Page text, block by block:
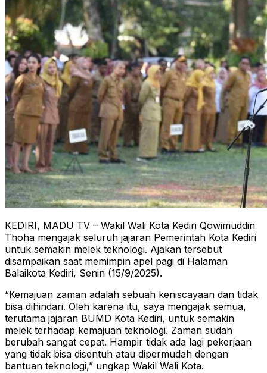
KEDIRI, MADU TV – Wakil Wali Kota Kediri Qowimuddin
Thoha mengajak seluruh jajaran Pemerintah Kota Kediri
untuk semakin melek teknologi. Ajakan tersebut
disampaikan saat memimpin apel pagi di Halaman
Balaikota Kediri, Senin (15/9/2025).
“Kemajuan zaman adalah sebuah keniscayaan dan tidak
bisa dihindari. Oleh karena itu, saya mengajak semua,
terutama jajaran BUMD Kota Kediri, untuk semakin
melek terhadap kemajuan teknologi. Zaman sudah
berubah sangat cepat. Hampir tidak ada lagi pekerjaan
yang tidak bisa disentuh atau dipermudah dengan
bantuan teknologi,” ungkap Wakil Wali Kota.